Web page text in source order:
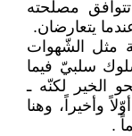
مصلحته
يتعارضان.
مثل الشّهوات
سلبيّ فيما
الخير لكنّه ـ
وأخيراً، وهنا
.